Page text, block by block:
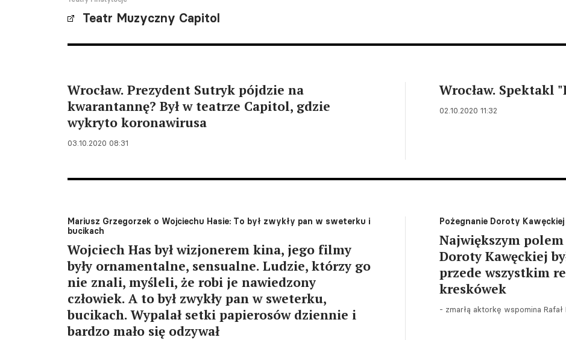
Teatr Muzyczny Capitol
Wrocław. Prezydent Sutryk pójdzie na
kwarantannę? Był w teatrze Capitol, gdzie
wykryto koronawirusa
03.10.2020 08:31
Wrocław. Spektakl
02.10.2020 11:32
Mariusz Grzegorzek o Wojciechu Hasie: To był zwykły pan w sweterku i
bucikach
Wojciech Has był wizjonerem kina, jego filmy
były ornamentalne, sensualne. Ludzie, którzy go
nie znali, myśleli, że robi je nawiedzony
człowiek. A to był zwykły pan w sweterku,
bucikach. Wypalał setki papierosów dziennie i
bardzo mało się odzywał
Pożegnanie Doroty Kawęckiej
Największym
Doroty Kawęckiej
przede wszystkim
kreskówek
- zmarłą aktorkę wspomina Rafał